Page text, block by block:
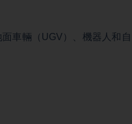
車輛（UGV）、機器人和自